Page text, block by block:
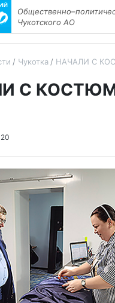
Чукотского АО
Чукотка НАЧАЛИ С
С